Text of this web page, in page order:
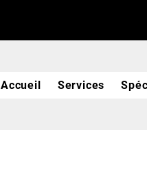
Accueil Services